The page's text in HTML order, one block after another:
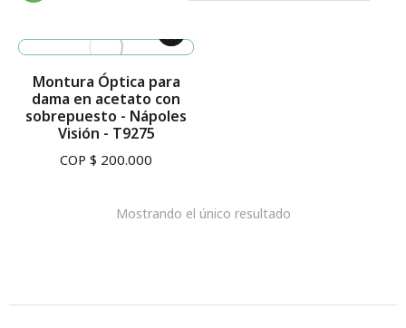
Montura Óptica para
dama en acetato con
sobrepuesto - Nápoles
Visión - T9275
COP $ 200.000
Mostrando el único resultado